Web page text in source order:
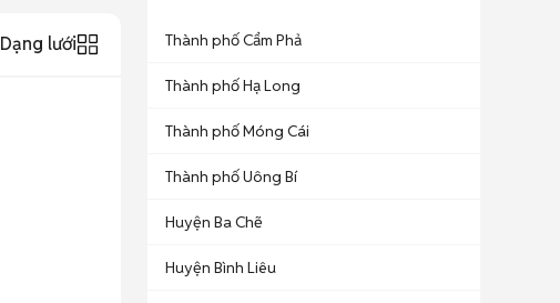
Dạng lưới Thành phố Cẩm Phả
Thành phố Hạ Long
Thành phố Móng Cái
Thành phố Uông Bí
Huyện Ba Chẽ
Huyện Bình Liêu